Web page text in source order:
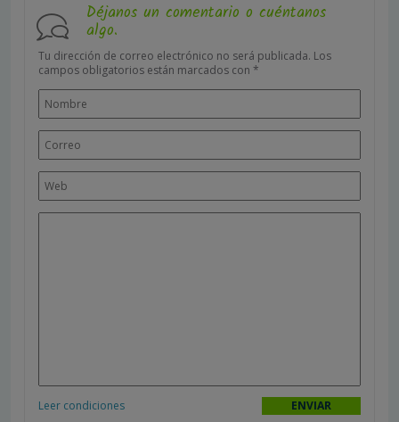
Déjanos un comentario o cuéntanos
algo.
Tu dirección de correo electrónico no será publicada. Los
campos obligatorios están marcados con *
Leer condiciones